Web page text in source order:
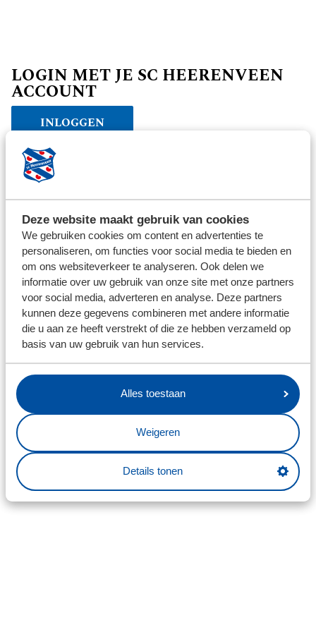
Deze website maakt gebruik van cookies
We gebruiken cookies om content en advertenties te
personaliseren, om functies voor social media te bieden en
om ons websiteverkeer te analyseren. Ook delen we
informatie over uw gebruik van onze site met onze partners
voor social media, adverteren en analyse. Deze partners
kunnen deze gegevens combineren met andere informatie
die u aan ze heeft verstrekt of die ze hebben verzameld op
basis van uw gebruik van hun services.
Alles toestaan
Weigeren
Details tonen
LOGIN MET JE SC HEERENVEEN
ACCOUNT
INLOGGEN
Verder winkelen